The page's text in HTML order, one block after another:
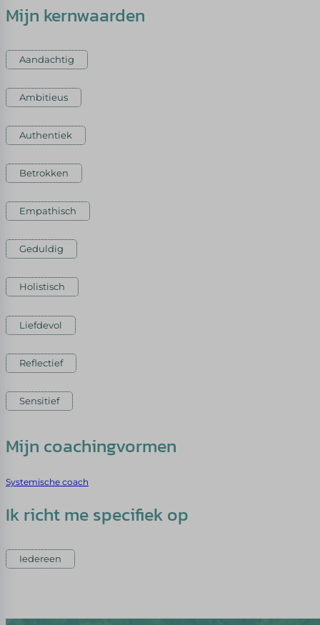
Mijn kernwaarden
Aandachtig
Ambitieus
Authentiek
Betrokken
Empathisch
Geduldig
Holistisch
Liefdevol
Reflectief
Sensitief
Mijn coachingvormen
Systemische coach
Ik richt me specifiek op
Iedereen